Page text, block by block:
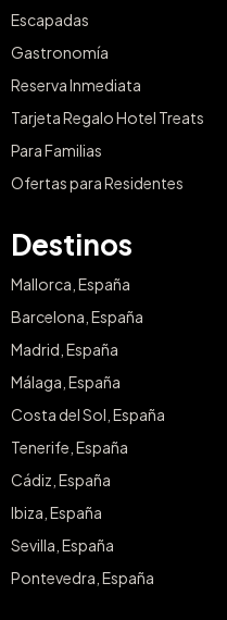
Escapadas
Gastronomía
Reserva Inmediata
Tarjeta Regalo Hotel Treats
Para Familias
Ofertas para Residentes
Destinos
Mallorca, España
Barcelona, España
Madrid, España
Málaga, España
Costa del Sol, España
Tenerife, España
Cádiz, España
Ibiza, España
Sevilla, España
Pontevedra, España